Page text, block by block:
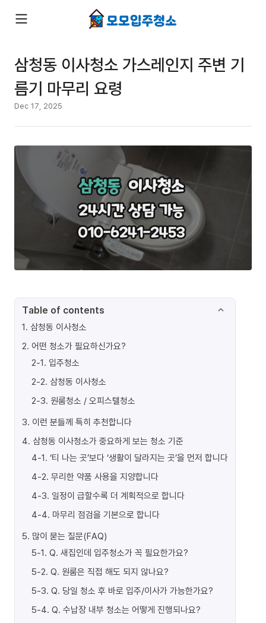
삼청동 이사청소 가스레인지 주변 기
름기 마무리 요령
Dec 17, 2025
Table of contents
1. 삼청동 이사청소
2. 어떤 청소가 필요하신가요?
2-1. 입주청소
2-2. 삼청동 이사청소
2-3. 원룸청소 / 오피스텔청소
3. 이런 분들께 특히 추천합니다
4. 삼청동 이사청소가 중요하게 보는 청소 기준
4-1. ‘티 나는 곳’보다 ‘생활이 달라지는 곳’을 먼저 합니다
4-2. 무리한 약품 사용을 지양합니다
4-3. 일정이 급할수록 더 계획적으로 합니다
4-4. 마무리 점검을 기본으로 합니다
5. 많이 묻는 질문(FAQ)
5-1. Q. 새집인데 입주청소가 꼭 필요한가요?
5-2. Q. 원룸은 직접 해도 되지 않나요?
5-3. Q. 당일 청소 후 바로 입주/이사가 가능한가요?
5-4. Q. 수납장 내부 청소는 어떻게 진행되나요?